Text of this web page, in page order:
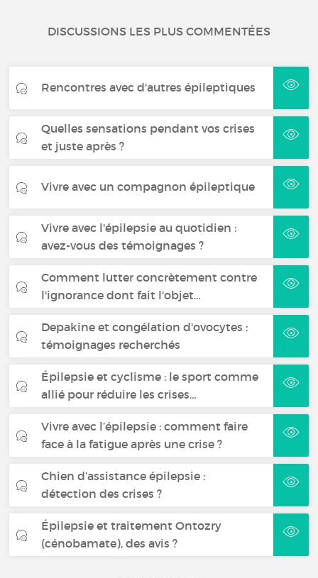
DISCUSSIONS LES PLUS COMMENTÉES
Rencontres avec d'autres épileptiques
Quelles sensations pendant vos crises
et juste après ?
Vivre avec un compagnon épileptique
Vivre avec l'épilepsie au quotidien :
avez-vous des témoignages ?
Comment lutter concrètement contre
l'ignorance dont fait l'objet…
Depakine et congélation d'ovocytes :
témoignages recherchés
Épilepsie et cyclisme : le sport comme
allié pour réduire les crises…
Vivre avec l’épilepsie : comment faire
face à la fatigue après une crise ?
Chien d’assistance épilepsie :
détection des crises ?
Épilepsie et traitement Ontozry
(cénobamate), des avis ?